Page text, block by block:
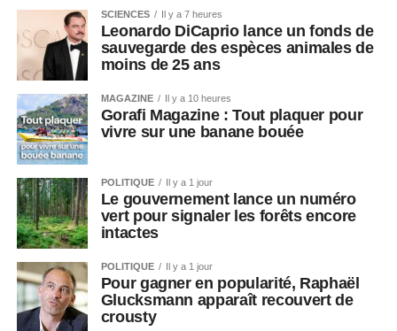
SCIENCES Il y a 7 heures
Leonardo DiCaprio lance un fonds de
sauvegarde des espèces animales de
moins de 25 ans
MAGAZINE Il y a 10 heures
Gorafi Magazine : Tout plaquer pour
vivre sur une banane bouée
POLITIQUE Il y a 1 jour
Le gouvernement lance un numéro
vert pour signaler les forêts encore
intactes
POLITIQUE Il y a 1 jour
Pour gagner en popularité, Raphaël
Glucksmann apparaît recouvert de
crousty